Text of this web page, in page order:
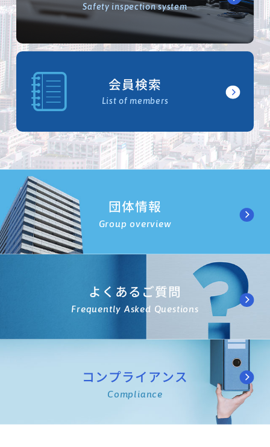
Safety inspection system
会員検索
List of members
団体情報
Group overview
よくあるご質問
Frequently Asked Questions
コンプライアンス
Compliance